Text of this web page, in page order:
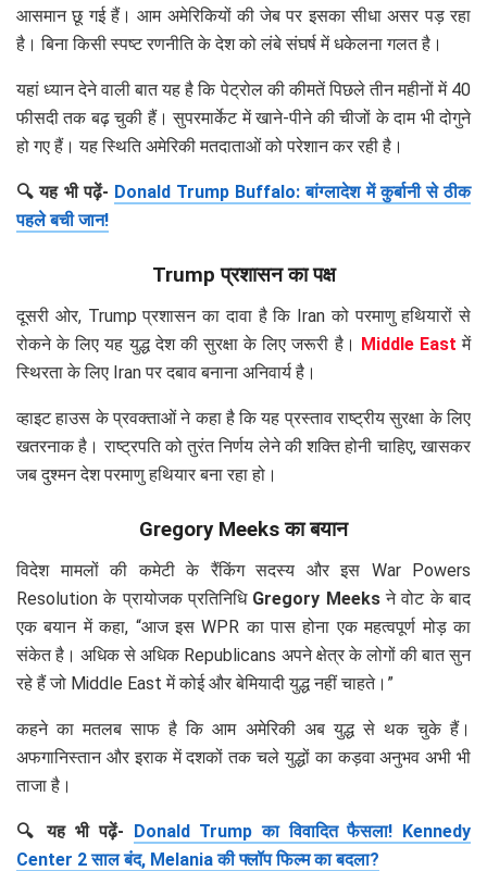
आसमान छू गई हैं। आम अमेरिकियों की जेब पर इसका सीधा असर पड़ रहा
है। बिना किसी स्पष्ट रणनीति के देश को लंबे संघर्ष में धकेलना गलत है।
यहां ध्यान देने वाली बात यह है कि पेट्रोल की कीमतें पिछले तीन महीनों में 40
फीसदी तक बढ़ चुकी हैं। सुपरमार्केट में खाने-पीने की चीजों के दाम भी दोगुने
हो गए हैं। यह स्थिति अमेरिकी मतदाताओं को परेशान कर रही है।
🔍 यह भी पढ़ें- Donald Trump Buffalo: बांग्लादेश में कुर्बानी से ठीक
पहले बची जान!
Trump प्रशासन का पक्ष
दूसरी ओर, Trump प्रशासन का दावा है कि Iran को परमाणु हथियारों से
रोकने के लिए यह युद्ध देश की सुरक्षा के लिए जरूरी है। Middle East में
स्थिरता के लिए Iran पर दबाव बनाना अनिवार्य है।
व्हाइट हाउस के प्रवक्ताओं ने कहा है कि यह प्रस्ताव राष्ट्रीय सुरक्षा के लिए
खतरनाक है। राष्ट्रपति को तुरंत निर्णय लेने की शक्ति होनी चाहिए, खासकर
जब दुश्मन देश परमाणु हथियार बना रहा हो।
Gregory Meeks का बयान
विदेश मामलों की कमेटी के रैंकिंग सदस्य और इस War Powers
Resolution के प्रायोजक प्रतिनिधि Gregory Meeksने वोट के बाद
एक बयान में कहा, “आज इस WPR का पास होना एक महत्वपूर्ण मोड़ का
संकेत है। अधिक से अधिक Republicans अपने क्षेत्र के लोगों की बात सुन
रहे हैं जो Middle East में कोई और बेमियादी युद्ध नहीं चाहते।”
कहने का मतलब साफ है कि आम अमेरिकी अब युद्ध से थक चुके हैं।
अफगानिस्तान और इराक में दशकों तक चले युद्धों का कड़वा अनुभव अभी भी
ताजा है।
🔍 यह भी पढ़ें- Donald Trump का विवादित फैसला! Kennedy
Center 2 साल बंद, Melania की फ्लॉप फिल्म का बदला?